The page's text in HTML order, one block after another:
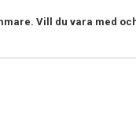
Vill du vara med